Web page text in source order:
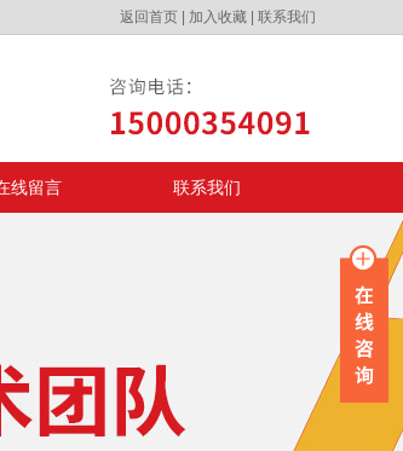
返回首页 加入收藏 联系我们
线留言 联系我们